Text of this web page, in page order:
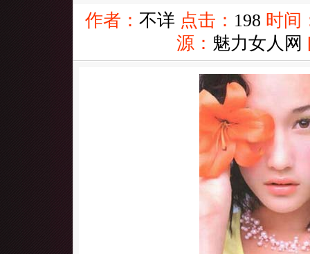
作者： 不详 点击： 198 时间
源： 魅力女人网